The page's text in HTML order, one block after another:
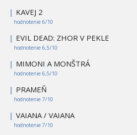
| KAVEJ 2
hodnotenie 6/10
| EVIL DEAD: ZHOR V PEKLE
hodnotenie 6,5/10
| MIMONI A MONŠTRÁ
hodnotenie 6,5/10
| PRAMEŇ
hodnotenie 7/10
| VAIANA / VAIANA
hodnotenie 7/10